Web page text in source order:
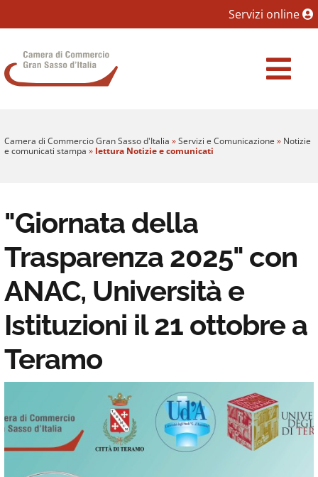
Vai al Contenuto principale della pagina
Servizi online
Camera di Commercio Gran Sasso d'Italia
Camera di Commercio Gran Sasso d'Italia »Servizi e Comunicazione » Notizie
e comunicati stampa » lettura Notizie e comunicati
"Giornata della
Trasparenza 2025" con
ANAC, Università e
Istituzioni il 21 ottobre a
Teramo